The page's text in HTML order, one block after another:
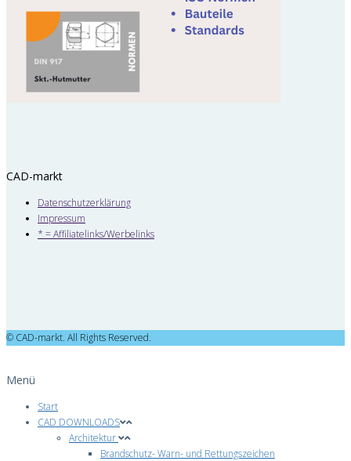
CAD-markt
Datenschutzerklärung
Impressum
* = Affiliatelinks/Werbelinks
© CAD-markt. All Rights Reserved.
Menü
Start
CAD DOWNLOADS
Architektur
Brandschutz- Warn- und Rettungszeichen